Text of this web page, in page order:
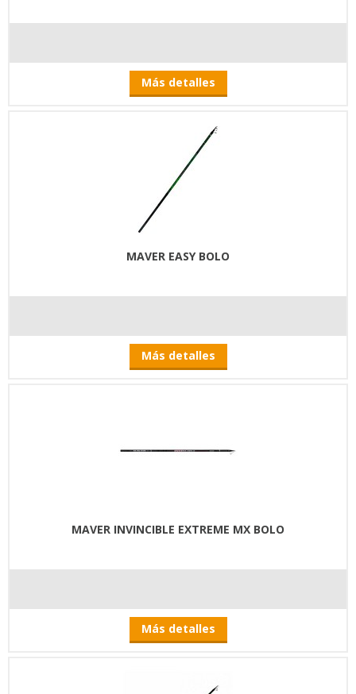
Más detalles
MAVER EASY BOLO
Más detalles
MAVER INVINCIBLE EXTREME MX BOLO
Más detalles